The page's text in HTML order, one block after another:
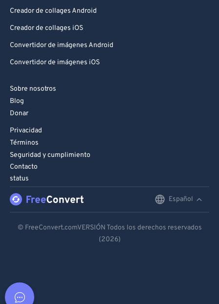
Creador de collages Android
Creador de collages iOS
Convertidor de imágenes Android
Convertidor de imágenes iOS
Sobre nosotros
Blog
Donar
Privacidad
Términos
Seguridad y cumplimiento
Contacto
status
Español
Español
© FreeConvert.comVERSIÓN Todos los derechos reservados
(2026)